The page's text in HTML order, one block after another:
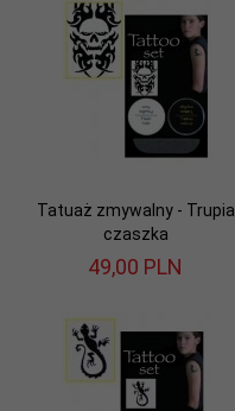
Tatuaż zmywalny - Trupia
czaszka
49,00 PLN